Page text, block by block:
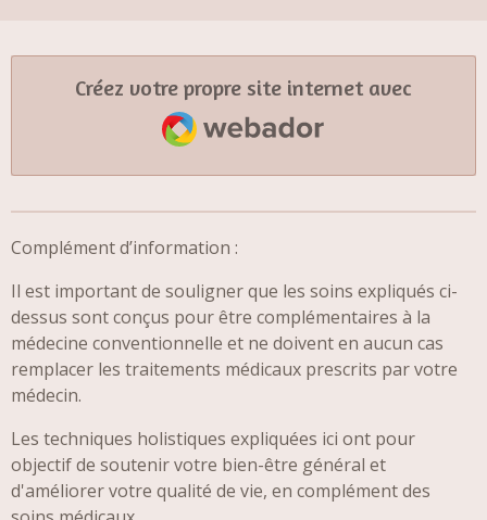
Créez votre propre site internet avec
Webador
Complément d’information :
Il est important de souligner que les soins expliqués ci-
dessus sont conçus pour être complémentaires à la
médecine conventionnelle et ne doivent en aucun cas
remplacer les traitements médicaux prescrits par votre
médecin.
Les techniques holistiques expliquées ici ont pour
objectif de soutenir votre bien-être général et
d'améliorer votre qualité de vie, en complément des